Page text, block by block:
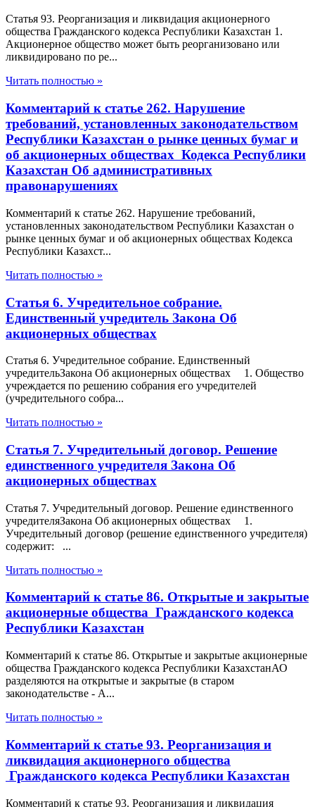
Статья 93. Реорганизация и ликвидация акционерного
общества Гражданского кодекса Республики Казахстан 1.
Акционерное общество может быть реорганизовано или
ликвидировано по ре...
Читать полностью »
Комментарий к статье 262. Нарушение
требований, установленных законодательством
Республики Казахстан о рынке ценных бумаг и
об акционерных обществах Кодекса Республики
Казахстан Об административных
правонарушениях
Комментарий к статье 262. Нарушение требований,
установленных законодательством Республики Казахстан о
рынке ценных бумаг и об акционерных обществах Кодекса
Республики Казахст...
Читать полностью »
Статья 6. Учредительное собрание.
Единственный учредитель Закона Об
акционерных обществах
Статья 6. Учредительное собрание. Единственный
учредительЗакона Об акционерных обществах 1. Общество
учреждается по решению собрания его учредителей
(учредительного собра...
Читать полностью »
Статья 7. Учредительный договор. Решение
единственного учредителя Закона Об
акционерных обществах
Статья 7. Учредительный договор. Решение единственного
учредителяЗакона Об акционерных обществах 1.
Учредительный договор (решение единственного учредителя)
содержит: ...
Читать полностью »
Комментарий к статье 86. Открытые и закрытые
акционерные общества Гражданского кодекса
Республики Казахстан
Комментарий к статье 86. Открытые и закрытые акционерные
общества Гражданского кодекса Республики КазахстанАО
разделяются на открытые и закрытые (в старом
законодательстве - А...
Читать полностью »
Комментарий к статье 93. Реорганизация и
ликвидация акционерного общества
Гражданского кодекса Республики Казахстан
Комментарий к статье 93. Реорганизация и ликвидация